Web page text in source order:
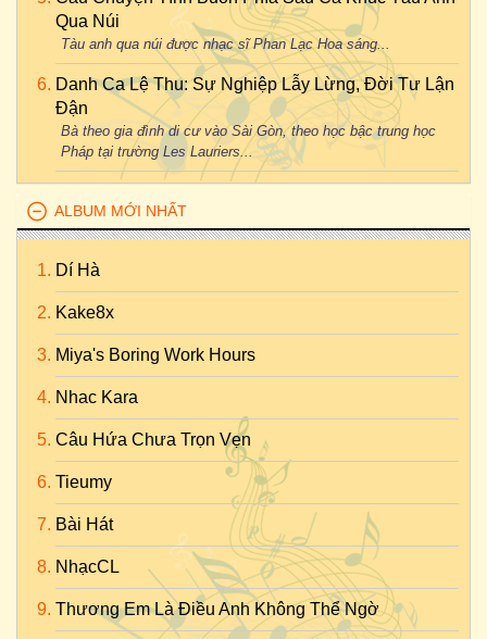
Qua Núi
Tàu anh qua núi được nhạc sĩ Phan Lạc Hoa sáng...
Danh Ca Lệ Thu: Sự Nghiệp Lẫy Lừng, Đời Tư Lận
Đận
Bà theo gia đình di cư vào Sài Gòn, theo học bậc trung học
Pháp tại trường Les Lauriers...
ALBUM MỚI NHẤT
Dí Hà
Kake8x
Miya's Boring Work Hours
Nhac Kara
Câu Hứa Chưa Trọn Vẹn
Tieumy
Bài Hát
NhạcCL
Thương Em Là Điều Anh Không Thể Ngờ